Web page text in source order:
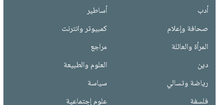
أدب
أساطير
صحافة وإعلام
كمبيوتر وانترنت
المرأة والعائلة
مراجع
دين
العلوم والطبيعة
رياضة وتسالي
سياسة
فلسفة
علوم إجتماعية